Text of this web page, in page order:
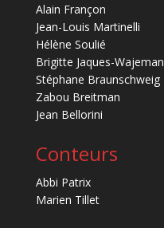
Alain Françon
Jean-Louis Martinelli
Hélène Soulié
Brigitte Jaques-Wajeman
Stéphane Braunschweig
Zabou Breitman
Jean Bellorini
Conteurs
Abbi Patrix
Marien Tillet